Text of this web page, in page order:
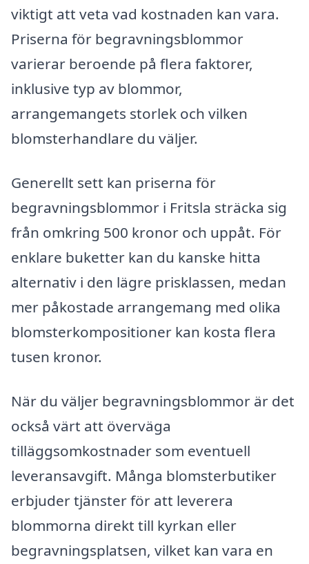
viktigt att veta vad kostnaden kan vara.
Priserna för begravningsblommor
varierar beroende på flera faktorer,
inklusive typ av blommor,
arrangemangets storlek och vilken
blomsterhandlare du väljer.
Generellt sett kan priserna för
begravningsblommor i Fritsla sträcka sig
från omkring 500 kronor och uppåt. För
enklare buketter kan du kanske hitta
alternativ i den lägre prisklassen, medan
mer påkostade arrangemang med olika
blomsterkompositioner kan kosta flera
tusen kronor.
När du väljer begravningsblommor är det
också värt att överväga
tilläggsomkostnader som eventuell
leveransavgift. Många blomsterbutiker
erbjuder tjänster för att leverera
blommorna direkt till kyrkan eller
begravningsplatsen, vilket kan vara en